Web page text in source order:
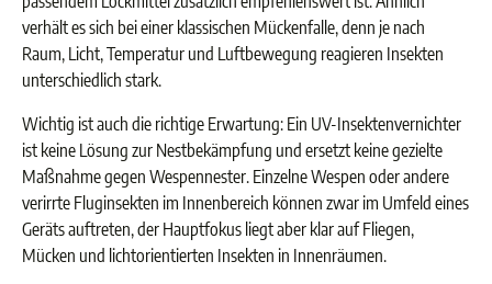
verhält es sich bei einer klassischen Mückenfalle, denn je nach
Raum, Licht, Temperatur und Luftbewegung reagieren Insekten
unterschiedlich stark.
Wichtig ist auch die richtige Erwartung: Ein UV-Insektenvernichter
ist keine Lösung zur Nestbekämpfung und ersetzt keine gezielte
Maßnahme gegen Wespennester. Einzelne Wespen oder andere
verirrte Fluginsekten im Innenbereich können zwar im Umfeld eines
Geräts auftreten, der Hauptfokus liegt aber klar auf Fliegen,
Mücken und lichtorientierten Insekten in Innenräumen.